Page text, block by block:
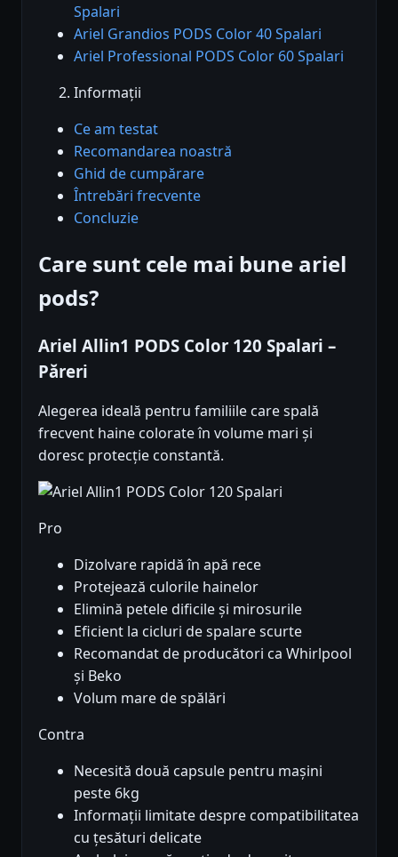
Spalari
Ariel Grandios PODS Color 40 Spalari
Ariel Professional PODS Color 60 Spalari
Informații
Ce am testat
Recomandarea noastră
Ghid de cumpărare
Întrebări frecvente
Concluzie
Care sunt cele mai bune ariel
pods?
Ariel Allin1 PODS Color 120 Spalari –
Păreri
Alegerea ideală pentru familiile care spală
frecvent haine colorate în volume mari și
doresc protecție constantă.
Pro
Dizolvare rapidă în apă rece
Protejează culorile hainelor
Elimină petele dificile și mirosurile
Eficient la cicluri de spalare scurte
Recomandat de producători ca Whirlpool
și Beko
Volum mare de spălări
Contra
Necesită două capsule pentru mașini
peste 6kg
Informații limitate despre compatibilitatea
cu țesături delicate